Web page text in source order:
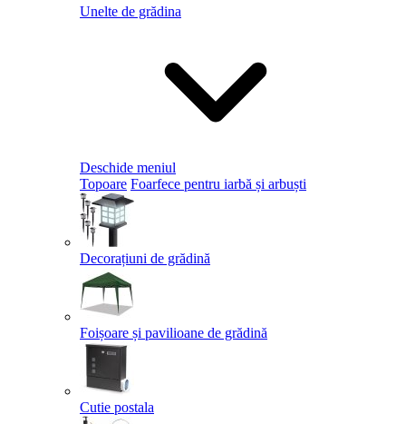
Unelte de grădina
Deschide meniul
Topoare Foarfece pentru iarbă și arbuști
Decorațiuni de grădină
Foișoare și pavilioane de grădină
Cutie postala